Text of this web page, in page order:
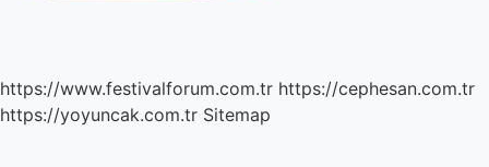
https://www.festivalforum.com.tr https://cephesan.com.tr
https://yoyuncak.com.tr Sitemap